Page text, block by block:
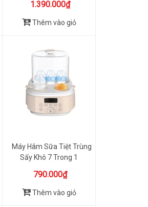
1.390.000₫
Thêm vào giỏ
Máy Hâm Sữa Tiệt Trùng
Sấy Khô 7 Trong 1
790.000₫
Thêm vào giỏ